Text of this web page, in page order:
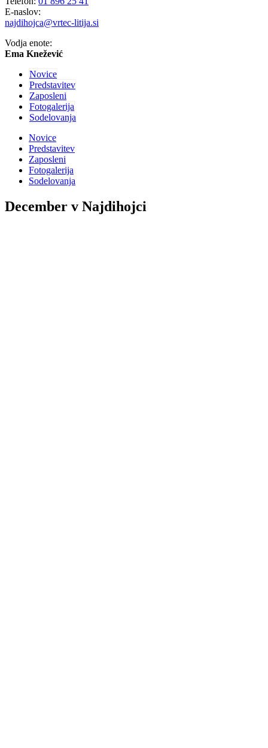
E-naslov:
najdihojca@vrtec-litija.si
Vodja enote:
Ema Knežević
Novice
Predstavitev
Zaposleni
Fotogalerija
Sodelovanja
Novice
Predstavitev
Zaposleni
Fotogalerija
Sodelovanja
December v Najdihojci